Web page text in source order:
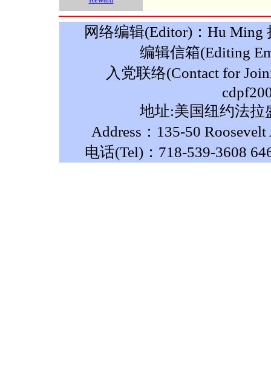
网络编辑(Editor)：Hu Ming
编辑信箱(Editing
入党联络(Contact for
地址:美国纽约法拉
Address：135-50
电话(Tel)：718-539-3608